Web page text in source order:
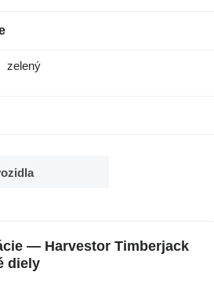
zelený
— Harvestor Timberjack
diely